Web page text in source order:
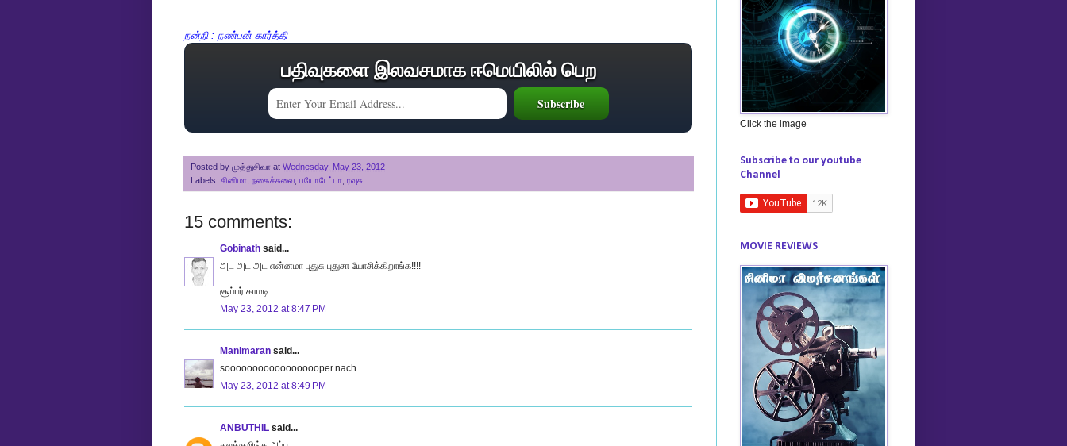
நன்றி : நண்பன் கார்த்தி
பதிவுகளை இலவசமாக ஈமெயிலில் பெற
Posted by முத்துசிவா at Wednesday, May 23, 2012
Labels: சினிமா, நகைச்சுவை, பயோடேட்டா, ரவுசு
15 comments:
Gobinath said...
அட அட அட என்னமா புதுசு புதுசா யோசிக்கிறாங்க!!!!
சூப்பர் காமடி.
May 23, 2012 at 8:47 PM
Manimaran said...
soooooooooooooooooper.nach...
May 23, 2012 at 8:49 PM
ANBUTHIL said...
Click the image
Subscribe to our youtube
Channel
MOVIE REVIEWS